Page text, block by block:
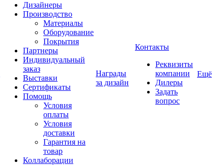
Дизайнеры
Производство
Материалы
Оборудование
Покрытия
Партнеры
Индивидуальный
заказ
Выставки
Сертификаты
Помощь
Условия
оплаты
Условия
доставки
Гарантия на
товар
Коллаборации
Награды
за дизайн
Контакты
Реквизиты
компании
Дилеры
Задать
вопрос
Ещё